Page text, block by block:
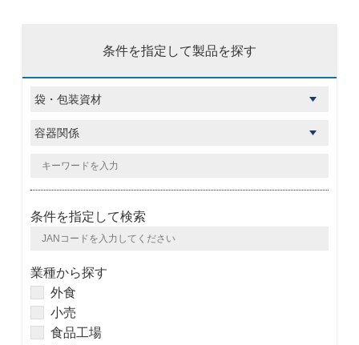
条件を指定して製品を探す
条件を指定して検索
業種から探す
外食
小売
食品工場